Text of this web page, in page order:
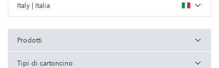
Italy | Italia
Prodotti
Tipi di cartoncino